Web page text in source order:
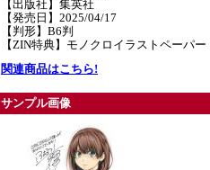
【出版社】集英社
【発売日】2025/04/17
【判形】B6判
【ZIN特典】モノクロイラストペーパー
関連商品はこちら!
サンプル画像